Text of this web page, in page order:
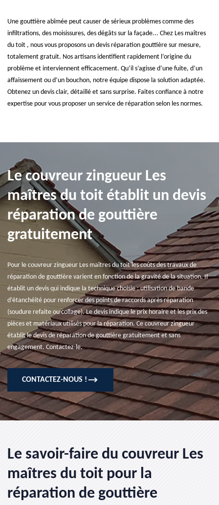
Une gouttière abîmée peut causer de sérieux problèmes comme des
infiltrations, des moisissures, des dégâts sur la façade... Chez Les maîtres
du toit , nous vous proposons un devis réparation gouttière sur mesure,
totalement gratuit. Nos artisans identifient rapidement l’origine du
problème et interviennent efficacement. Qu’il s’agisse d’une fuite, d’un
affaissement ou d’un bouchon, notre équipe dispose la solution adaptée.
Obtenez un devis clair, détaillé et sans surprise. Faites confiance à notre
expertise pour vous proposer un service de réparation selon les normes.
Le couvreur zingueur Les
maîtres du toit établit un devis
réparation de gouttière
gratuitement
Pour le couvreur zingueur Les maîtres du toit les coûts des travaux de
réparation de gouttière varient en fonction de la gravité de la situation. Il
établit un devis qui indique la technique choisie : utilisation de bande
d’étanchéité pour renforcer des points de raccords après réparation
(soudure refaite ou collage). Le devis indique le prix horaire et les prix des
pièces et matériaux utilisés pour la réparation. Ce couvreur zingueur
établit le devis de réparation de gouttière gratuitement et sans
engagement. Contactez-le.
CONTACTEZ-NOUS !
Le savoir-faire du couvreur Les
maîtres du toit pour la
réparation de gouttière